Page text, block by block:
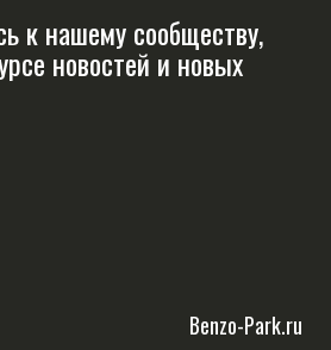
к нашему сообществу,
новостей и новых
Benzo-Park.ru